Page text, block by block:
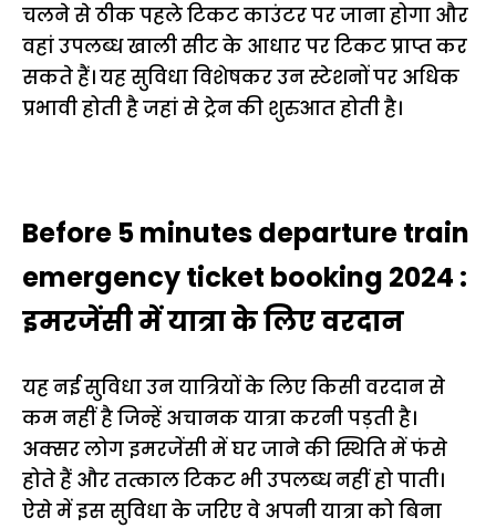
चलने से ठीक पहले टिकट काउंटर पर जाना होगा और
वहां उपलब्ध खाली सीट के आधार पर टिकट प्राप्त कर
सकते हैं। यह सुविधा विशेषकर उन स्टेशनों पर अधिक
प्रभावी होती है जहां से ट्रेन की शुरुआत होती है।
Before 5 minutes departure train
emergency ticket booking 2024 :
इमरजेंसी में यात्रा के लिए वरदान
यह नई सुविधा उन यात्रियों के लिए किसी वरदान से
कम नहीं है जिन्हें अचानक यात्रा करनी पड़ती है।
अक्सर लोग इमरजेंसी में घर जाने की स्थिति में फंसे
होते हैं और तत्काल टिकट भी उपलब्ध नहीं हो पाती।
ऐसे में इस सुविधा के जरिए वे अपनी यात्रा को बिना